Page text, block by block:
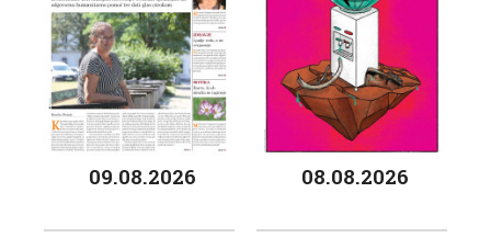
09.08.2026 08.08.2026